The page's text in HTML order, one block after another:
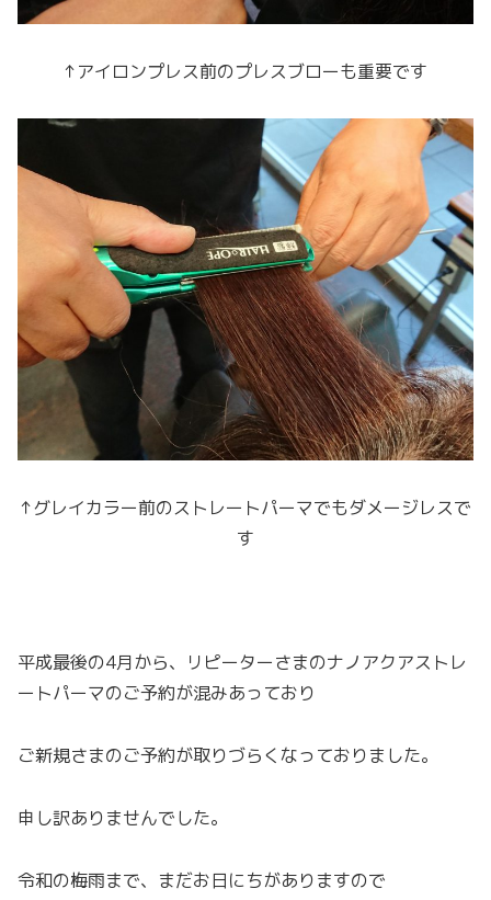
↑アイロンプレス前のプレスブローも重要です
↑グレイカラー前のストレートパーマでもダメージレスで
す
平成最後の4月から、リピーターさまのナノアクアストレ
ートパーマのご予約が混みあっており
ご新規さまのご予約が取りづらくなっておりました。
申し訳ありませんでした。
令和の梅雨まで、まだお日にちがありますので